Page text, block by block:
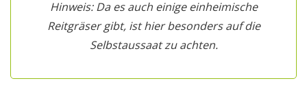
Hinweis: Da es auch einige einheimische
Reitgräser gibt, ist hier besonders auf die
Selbstaussaat zu achten.